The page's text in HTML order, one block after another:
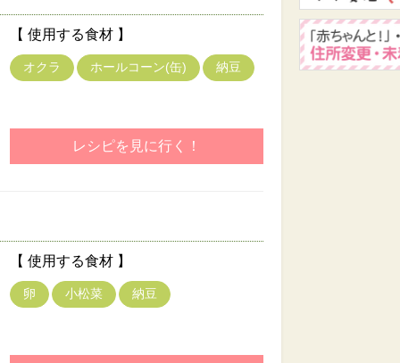
【 使用する食材 】
オクラ ホールコーン(缶) 納豆
レシピを見に行く！
【 使用する食材 】
卵 小松菜 納豆